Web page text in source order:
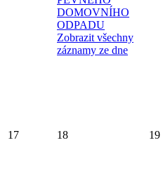
DOMOVNÍHO
ODPADU
Zobrazit všechny
záznamy ze dne
17 18 19